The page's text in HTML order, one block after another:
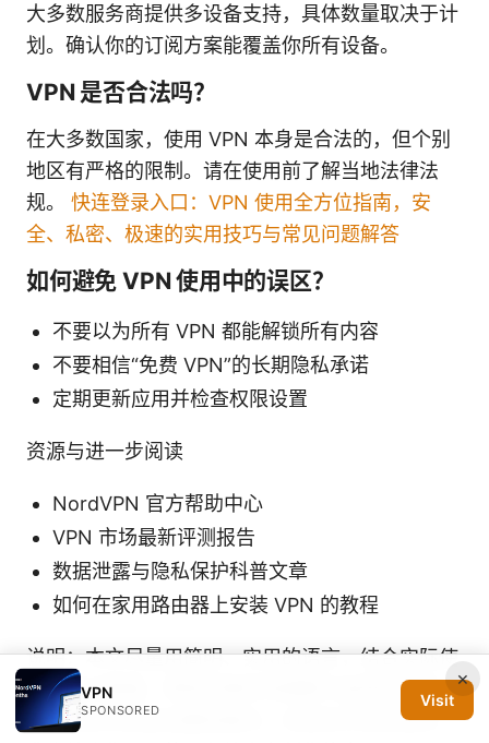
大多数服务商提供多设备支持，具体数量取决于计
划。确认你的订阅方案能覆盖你所有设备。
VPN 是否合法吗？
在大多数国家，使用 VPN 本身是合法的，但个别
地区有严格的限制。请在使用前了解当地法律法
规。 快连登录入口：VPN 使用全方位指南，安
全、私密、极速的实用技巧与常见问题解答
如何避免 VPN 使用中的误区？
不要以为所有 VPN 都能解锁所有内容
不要相信“免费 VPN”的长期隐私承诺
定期更新应用并检查权限设置
资源与进一步阅读
NordVPN 官方帮助中心
VPN 市场最新评测报告
数据泄露与隐私保护科普文章
如何在家用路由器上安装 VPN 的教程
说明：本文尽量用简明、实用的语言，结合实际使
用场景与数据，帮助你更好地理解与使用快连梯
子。若你对具体设置有疑问，欢迎在评论区留言，
×
VPN
SPONSORED
Visit